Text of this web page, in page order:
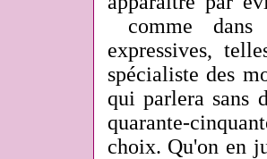
comme dans
expressives,
spécialiste des
qui parlera sans
quarante-
choix. Qu'on en